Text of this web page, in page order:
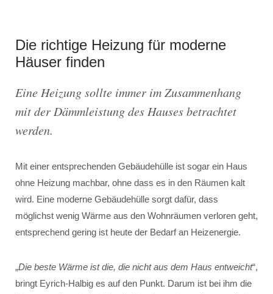
Die richtige Heizung für moderne
Häuser finden
Eine Heizung sollte immer im Zusammenhang
mit der Dämmleistung des Hauses betrachtet
werden.
Mit einer entsprechenden Gebäudehülle ist sogar ein Haus
ohne Heizung machbar, ohne dass es in den Räumen kalt
wird. Eine moderne Gebäudehülle sorgt dafür, dass
möglichst wenig Wärme aus den Wohnräumen verloren geht,
entsprechend gering ist heute der Bedarf an Heizenergie.
„Die beste Wärme ist die, die nicht aus dem Haus entweicht“,
bringt Eyrich-Halbig es auf den Punkt. Darum ist bei ihm die